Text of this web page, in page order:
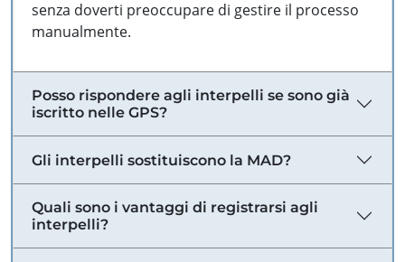
senza doverti preoccupare di gestire il processo
manualmente.
Posso rispondere agli interpelli se sono già
iscritto nelle GPS?
Gli interpelli sostituiscono la MAD?
Quali sono i vantaggi di registrarsi agli
interpelli?